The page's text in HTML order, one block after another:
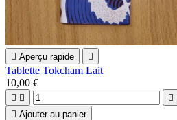
 Aperçu rapide 
Tablette Tokcham Lait
10,00 €
  
 Ajouter au panier